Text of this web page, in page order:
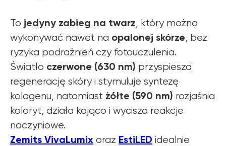
To jedyny zabieg na twarz , który można
wykonywać nawet na opalonej skórze , bez
ryzyka podrażnień czy fotouczulenia.
Światło czerwone (630 nm) przyspiesza
regenerację skóry i stymuluje syntezę
kolagenu, natomiast żółte (590 nm) rozjaśnia
koloryt, działa kojąco i wycisza reakcje
naczyniowe.
Zemits VivaLumix oraz EstiLED idealnie